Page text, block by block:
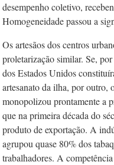
desempenho coletivo,
Homogeneidade passou a
Os artesãos dos centros
proletarização similar. Se,
dos Estados Unidos
artesanato da ilha, por outro,
monopolizou prontamente a
que na primeira década do
produto de exportação. A
agrupou quase 80% dos
trabalhadores. A